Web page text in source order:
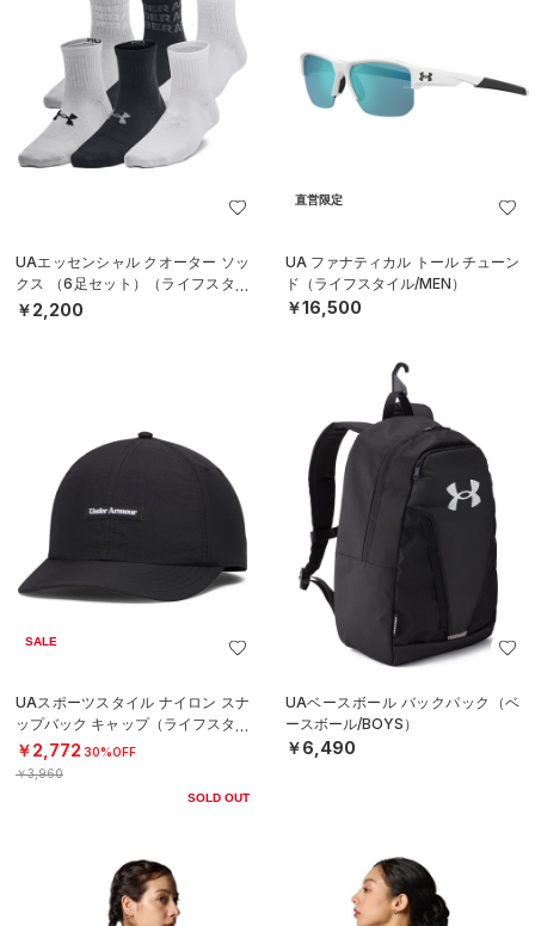
UAエッセンシャル クオーター ソッ
クス （6足セット）（ライフスタイ
ル/KIDS）
￥2,200
直営限定
UA ファナティカル トール チューン
ド（ライフスタイル/MEN）
￥16,500
SALE
UAスポーツスタイル ナイロン スナ
ップバック キャップ（ライフスタイ
ル/MEN）
￥2,772 30%OFF
￥3,960
SOLD OUT
UAベースボール バックパック（ベ
ースボール/BOYS）
￥6,490